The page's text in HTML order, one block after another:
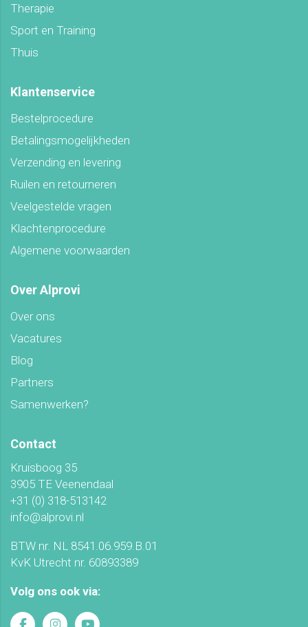
Therapie
Sport en Training
Thuis
Klantenservice
Bestelprocedure
Betalingsmogelijkheden
Verzending en levering
Ruilen en retourneren
Veelgestelde vragen
Klachtenprocedure
Algemene voorwaarden
Over Alprovi
Over ons
Vacatures
Blog
Partners
Samenwerken?
Contact
Kruisboog 35
3905 TE Veenendaal
+31 (0) 318-513142
info@alprovi.nl
BTW nr. NL 8541.06.959.B.01
KvK Utrecht nr. 60893389
Volg ons ook via: